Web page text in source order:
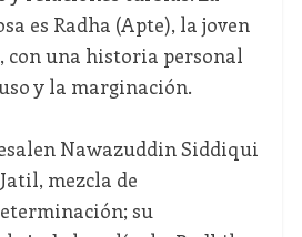
es Radha (Apte), la joven
con una historia personal
y la marginación.
Nawazuddin Siddiqui
mezcla de
su